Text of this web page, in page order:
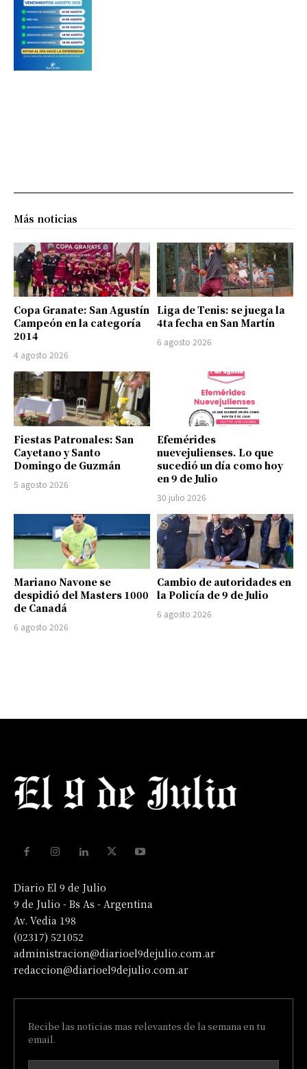
Más noticias
Copa Granate: San Agustín
Campeón en la categoría
2014
4 agosto 2026
Liga de Tenis: se juega la
4ta fecha en San Martín
6 agosto 2026
Fiestas Patronales: San
Cayetano y Santo
Domingo de Guzmán
5 agosto 2026
Efemérides
nuevejulienses. Lo que
sucedió un día como hoy
en 9 de Julio
30 julio 2026
Mariano Navone se
despidió del Masters 1000
de Canadá
6 agosto 2026
Cambio de autoridades en
la Policía de 9 de Julio
6 agosto 2026
Diario El 9 de Julio
9 de Julio - Bs As - Argentina
Av. Vedia 198
(02317) 521052
administracion@diarioel9dejulio.com.ar
redaccion@diarioel9dejulio.com.ar
Recibe las noticias mas relevantes de la semana en tu
email.